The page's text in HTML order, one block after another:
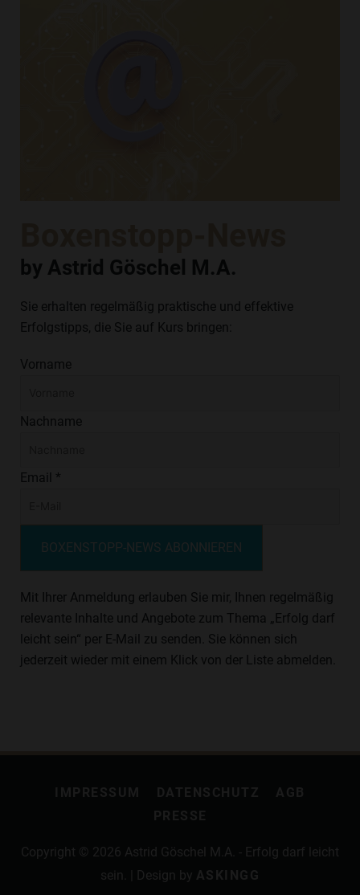
by Astrid Göschel M.A.
Sie erhalten regelmäßig praktische und effektive
Erfolgstipps, die Sie auf Kurs bringen:
Vorname
Nachname
Email *
BOXENSTOPP-NEWS ABONNIEREN
Mit Ihrer Anmeldung erlauben Sie mir, Ihnen regelmäßig
relevante Inhalte und Angebote zum Thema „Erfolg darf
leicht sein“ per E-Mail zu senden. Sie können sich
jederzeit wieder mit einem Klick von der Liste abmelden.
Copyright © 2026 Astrid Göschel M.A. - Erfolg darf leicht
sein.
| Design by